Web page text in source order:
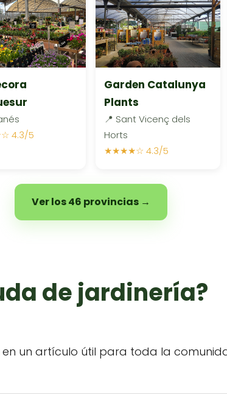
4.3/5
Garden Catalunya
Plants
📍 Sant Vicenç dels
Horts
★★★★☆ 4.3/5
Ver los 46 provincias →
de jardinería?
un artículo útil para toda la